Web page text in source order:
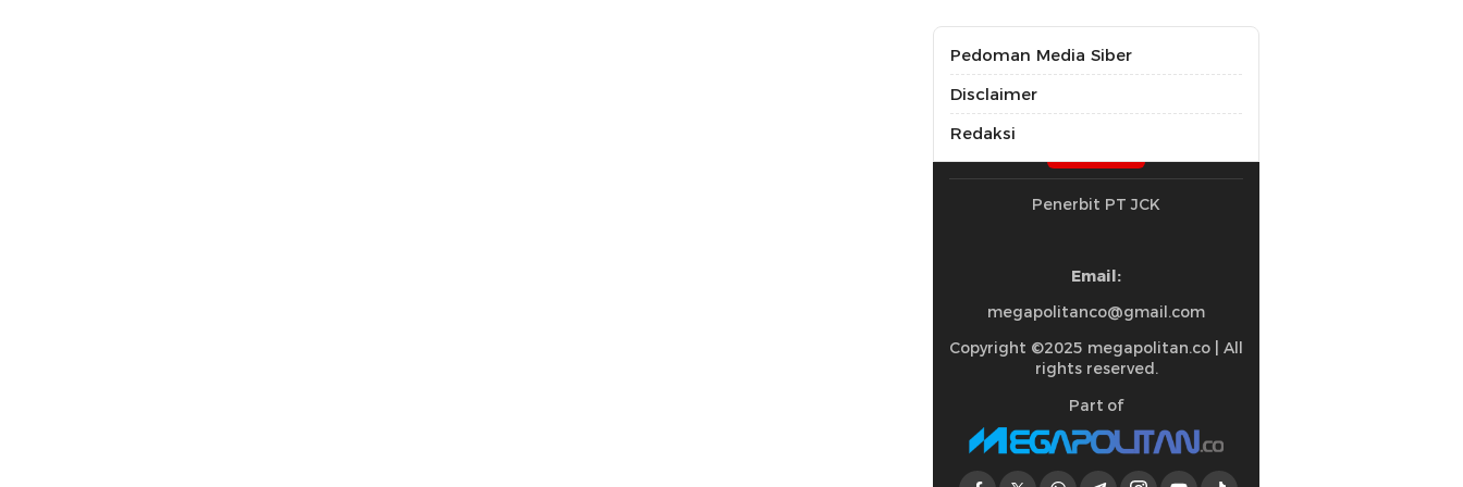
Pedoman Media Siber
Disclaimer
Redaksi
Penerbit PT JCK
Email:
megapolitanco@gmail.com
Copyright ©2025 megapolitan.co | All
rights reserved.
Part of